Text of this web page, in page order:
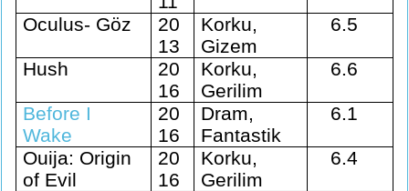
Oculus- Göz
20
13
Korku,
Gizem
6.5
Hush
20
16
Korku,
Gerilim
6.6
Before I
Wake
20
16
Dram,
Fantastik
6.1
Ouija: Origin
of Evil
20
16
Korku,
Gerilim
6.4